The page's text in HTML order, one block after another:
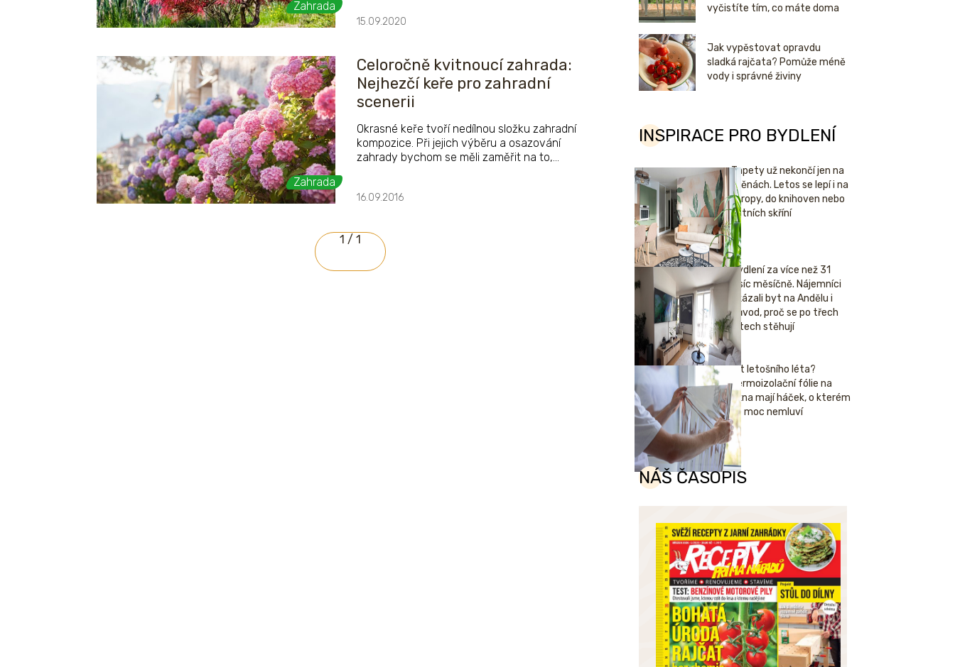
Zahrada
15.09.2020
Zahrada
Celoročně kvitnoucí zahrada:
Nejhezčí keře pro zahradní
scenerii
Okrasné keře tvoří nedílnou složku zahradní
kompozice. Při jejich výběru a osazování
zahrady bychom se měli zaměřit na to,
zahrady, měly přinášet efekt a zajímavé
16.09.2016
1 / 1
vyčistíte tím, co máte doma
Jak vypěstovat opravdu
sladká rajčata? Pomůže méně
vody i správné živiny
INSPIRACE PRO BYDLENÍ
Tapety už nekončí jen na
stěnách. Letos se lepí i na
stropy, do knihoven nebo
šatních skříní
Bydlení za více než 31
tisíc měsíčně. Nájemníci
ukázali byt na Andělu i
důvod, proč se po třech
letech stěhují
Hit letošního léta?
Termoizolační fólie na
okna mají háček, o kterém
se moc nemluví
NÁŠ ČASOPIS